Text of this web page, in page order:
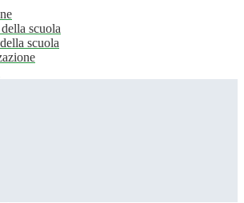
scuola
scuola